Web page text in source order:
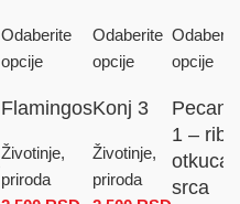
Odaberite
opcije
Flamingos
Životinje,
priroda
Odaberite
opcije
Konj 3
Životinje,
priroda
opcije
1 –
otkucaj
srca